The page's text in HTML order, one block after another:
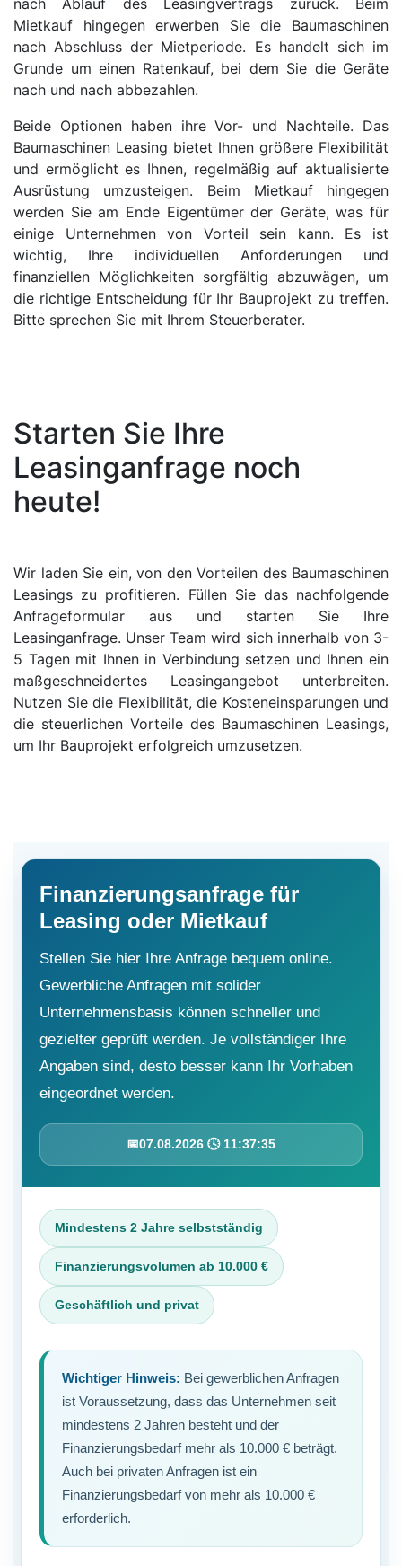
nach Ablauf des Leasingvertrags zurück. Beim
Mietkauf hingegen erwerben Sie die Baumaschinen
nach Abschluss der Mietperiode. Es handelt sich im
Grunde um einen Ratenkauf, bei dem Sie die Geräte
nach und nach abbezahlen.
Beide Optionen haben ihre Vor- und Nachteile. Das
Baumaschinen Leasing bietet Ihnen größere Flexibilität
und ermöglicht es Ihnen, regelmäßig auf aktualisierte
Ausrüstung umzusteigen. Beim Mietkauf hingegen
werden Sie am Ende Eigentümer der Geräte, was für
einige Unternehmen von Vorteil sein kann. Es ist
wichtig, Ihre individuellen Anforderungen und
finanziellen Möglichkeiten sorgfältig abzuwägen, um
die richtige Entscheidung für Ihr Bauprojekt zu treffen.
Bitte sprechen Sie mit Ihrem Steuerberater.
Starten Sie Ihre
Leasinganfrage noch
heute!
Wir laden Sie ein, von den Vorteilen des Baumaschinen
Leasings zu profitieren. Füllen Sie das nachfolgende
Anfrageformular aus und starten Sie Ihre
Leasinganfrage. Unser Team wird sich innerhalb von 3-
5 Tagen mit Ihnen in Verbindung setzen und Ihnen ein
maßgeschneidertes Leasingangebot unterbreiten.
Nutzen Sie die Flexibilität, die Kosteneinsparungen und
die steuerlichen Vorteile des Baumaschinen Leasings,
um Ihr Bauprojekt erfolgreich umzusetzen.
Finanzierungsanfrage für
Leasing oder Mietkauf
Stellen Sie hier Ihre Anfrage bequem online.
Gewerbliche Anfragen mit solider
Unternehmensbasis können schneller und
gezielter geprüft werden. Je vollständiger Ihre
Angaben sind, desto besser kann Ihr Vorhaben
eingeordnet werden.
📅07.08.2026 🕓 11:37:35
Mindestens 2 Jahre selbstständig
Finanzierungsvolumen ab 10.000 €
Geschäftlich und privat
Wichtiger Hinweis: Bei gewerblichen Anfragen
ist Voraussetzung, dass das Unternehmen seit
mindestens 2 Jahren besteht und der
Finanzierungsbedarf mehr als 10.000 € beträgt.
Auch bei privaten Anfragen ist ein
Finanzierungsbedarf von mehr als 10.000 €
erforderlich.